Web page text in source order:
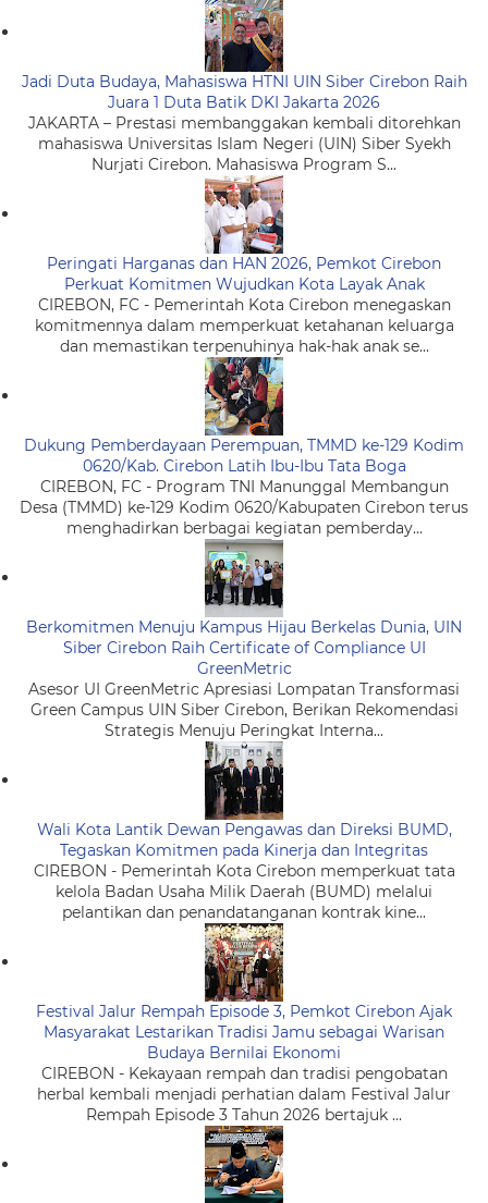
Jadi Duta Budaya, Mahasiswa HTNI UIN Siber Cirebon Raih
Juara 1 Duta Batik DKI Jakarta 2026
JAKARTA – Prestasi membanggakan kembali ditorehkan
mahasiswa Universitas Islam Negeri (UIN) Siber Syekh
Nurjati Cirebon. Mahasiswa Program S...
Peringati Harganas dan HAN 2026, Pemkot Cirebon
Perkuat Komitmen Wujudkan Kota Layak Anak
CIREBON, FC - Pemerintah Kota Cirebon menegaskan
komitmennya dalam memperkuat ketahanan keluarga
dan memastikan terpenuhinya hak-hak anak se...
Dukung Pemberdayaan Perempuan, TMMD ke-129 Kodim
0620/Kab. Cirebon Latih Ibu-Ibu Tata Boga
CIREBON, FC - Program TNI Manunggal Membangun
Desa (TMMD) ke-129 Kodim 0620/Kabupaten Cirebon terus
menghadirkan berbagai kegiatan pemberday...
Berkomitmen Menuju Kampus Hijau Berkelas Dunia, UIN
Siber Cirebon Raih Certificate of Compliance UI
GreenMetric
Asesor UI GreenMetric Apresiasi Lompatan Transformasi
Green Campus UIN Siber Cirebon, Berikan Rekomendasi
Strategis Menuju Peringkat Interna...
Wali Kota Lantik Dewan Pengawas dan Direksi BUMD,
Tegaskan Komitmen pada Kinerja dan Integritas
CIREBON - Pemerintah Kota Cirebon memperkuat tata
kelola Badan Usaha Milik Daerah (BUMD) melalui
pelantikan dan penandatanganan kontrak kine...
Festival Jalur Rempah Episode 3, Pemkot Cirebon Ajak
Masyarakat Lestarikan Tradisi Jamu sebagai Warisan
Budaya Bernilai Ekonomi
CIREBON - Kekayaan rempah dan tradisi pengobatan
herbal kembali menjadi perhatian dalam Festival Jalur
Rempah Episode 3 Tahun 2026 bertajuk ...